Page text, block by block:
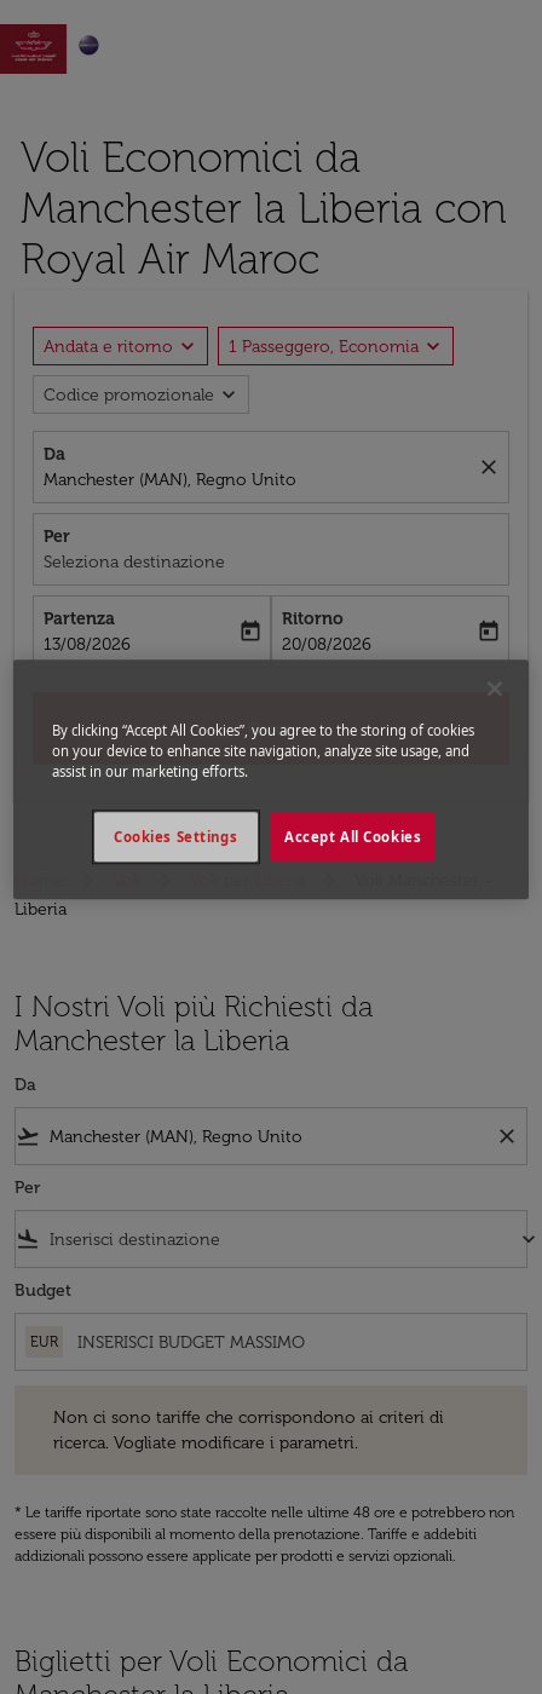

Voli Economici da
Manchester la Liberia con
Royal Air Maroc
Andata e ritorno expand_more 1 Passeggero, Economia expand_more
Codice promozionale expand_more
Da
Manchester (MAN), Regno Unito
close
Per
Seleziona destinazione
Partenza
fc-booking-departure-date-aria-label
13/08/2026
today
Ritorno
fc-booking-return-date-aria-label
20/08/2026
today
Cerca
Liberia
I Nostri Voli più Richiesti da
Manchester la Liberia
Da
flight_takeoff close
Per
flight_land keyboard_arrow_down
Budget
EUR
Non ci sono tariffe che corrispondono ai criteri di
ricerca. Vogliate modificare i parametri.
* Le tariffe riportate sono state raccolte nelle ultime 48 ore e potrebbero non
essere più disponibili al momento della prenotazione. Tariffe e addebiti
addizionali possono essere applicate per prodotti e servizi opzionali.
Biglietti per Voli Economici da
By clicking “Accept All Cookies”, you agree to the storing of cookies
on your device to enhance site navigation, analyze site usage, and
assist in our marketing efforts.
Accept All Cookies
Cookies Settings